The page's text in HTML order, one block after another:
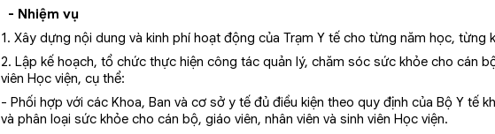
- Nhiệm vụ
1. Xây dựng nội dung và kinh phí hoạt động của Trạm Y tế cho từng năm học, từng
2. Lập kế hoạch, tổ chức thực hiện công tác quản lý, chăm sóc sức khỏe cho cán
viên Học viện, cụ thể:
- Phối hợp với các Khoa, Ban và cơ sở y tế đủ điều kiện theo quy định của Bộ Y tế
và phân loại sức khỏe cho cán bộ, giáo viên, nhân viên và sinh viên Học viện.